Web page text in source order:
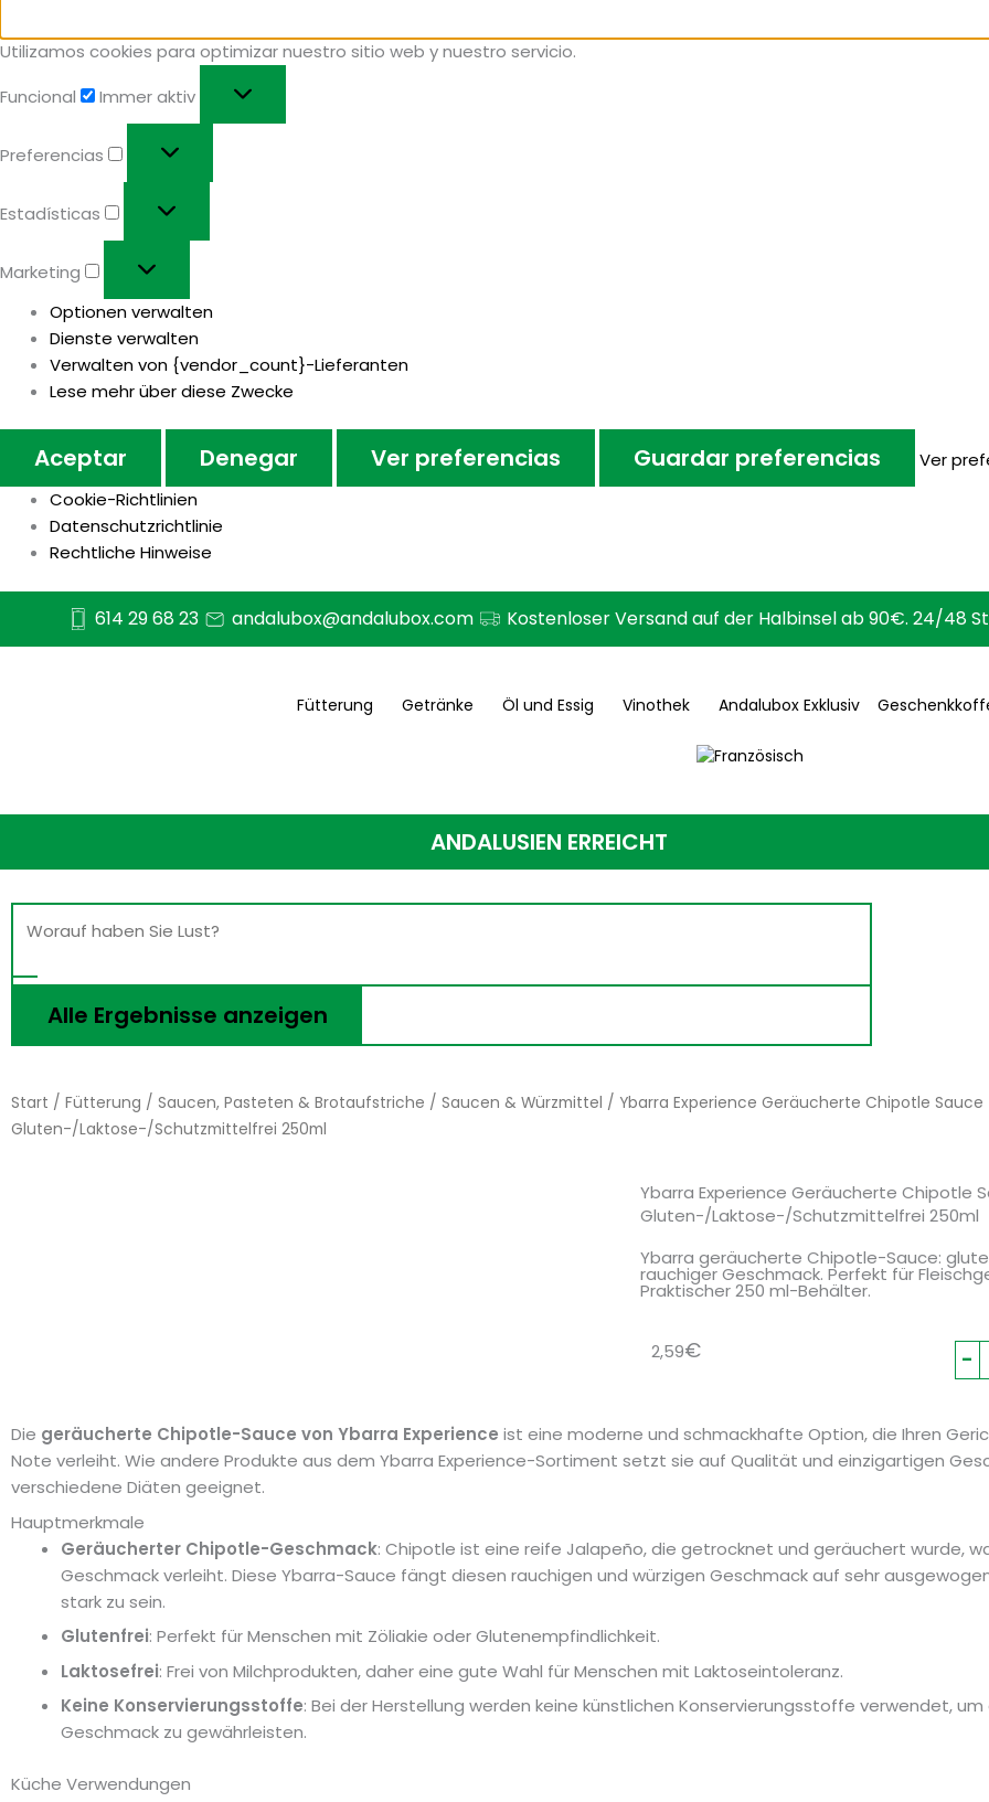
Utilizamos cookies para optimizar nuestro sitio web y nuestro servicio.
Funcional
Immer aktiv
Preferencias
Estadísticas
Marketing
Optionen verwalten
Dienste verwalten
Verwalten von {vendor_count}-Lieferanten
Lese mehr über diese Zwecke
Aceptar Denegar Ver preferencias Guardar preferencias
Ver
Cookie-Richtlinien
Datenschutzrichtlinie
Rechtliche Hinweise
614 29 68 23 andalubox@andalubox.com Kostenloser Versand auf der Halbinsel ab 90€. 24/48
Fütterung Getränke Öl und Essig Vinothek Andalubox Exklusiv
ANDALUSIEN ERREICHT
Alle Ergebnisse anzeigen
Start / Fütterung / Saucen, Pasteten & Brotaufstriche / Saucen & Würzmittel / Ybarra Experience Geräucherte Chipotle Sauce
Gluten-/Laktose-/Schutzmittelfrei 250ml
Ybarra Experience Geräucherte Chipotle
Gluten-/Laktose-/Schutzmittelfrei 250ml
Ybarra geräucherte Chipotle-Sauce:
rauchiger Geschmack. Perfekt für
Praktischer 250 ml-Behälter.
2,59€ -
Die geräucherte Chipotle-Sauce von Ybarra Experience ist eine moderne und schmackhafte Option, die Ihren
Note verleiht. Wie andere Produkte aus dem Ybarra Experience-Sortiment setzt sie auf Qualität und einzigartigen
verschiedene Diäten geeignet.
Hauptmerkmale
Geräucherter Chipotle-Geschmack: Chipotle ist eine reife Jalapeño, die getrocknet und geräuchert wurde,
Geschmack verleiht. Diese Ybarra-Sauce fängt diesen rauchigen und würzigen Geschmack auf sehr
stark zu sein.
Glutenfrei: Perfekt für Menschen mit Zöliakie oder Glutenempfindlichkeit.
Laktosefrei: Frei von Milchprodukten, daher eine gute Wahl für Menschen mit Laktoseintoleranz.
Keine Konservierungsstoffe: Bei der Herstellung werden keine künstlichen Konservierungsstoffe verwendet,
Geschmack zu gewährleisten.
Küche Verwendungen